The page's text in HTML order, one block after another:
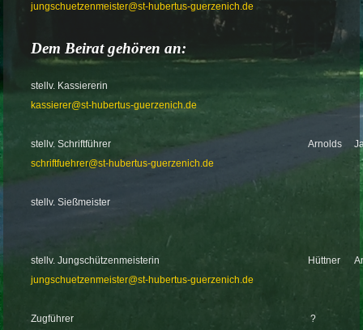
jungschuetzenmeister@st-hubertus-guerzenich.de
Dem Beirat gehören an:
stellv. Kassiererin
kassierer@st-hubertus-guerzenich.de
stellv. Schriftführer Arnolds
schriftfuehrer@st-hubertus-guerzenich.de
stellv. Sießmeister
stellv. Jungschützenmeisterin Hüttner
jungschuetzenmeister@st-hubertus-guerzenich.de
Zugführer ?